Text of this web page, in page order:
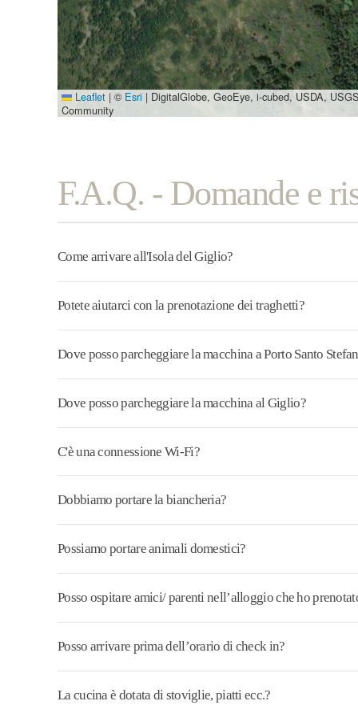
Leaflet | © Esri | DigitalGlobe, GeoEye, i-cubed, USDA,
Community
F.A.Q. - Domande e
Come arrivare all'Isola del Giglio?
Potete aiutarci con la prenotazione dei traghetti?
Dove posso parcheggiare la macchina a Porto Santo
Dove posso parcheggiare la macchina al Giglio?
C'è una connessione Wi-Fi?
Dobbiamo portare la biancheria?
Possiamo portare animali domestici?
Posso ospitare amici/ parenti nell’alloggio che ho
Posso arrivare prima dell’orario di check in?
La cucina è dotata di stoviglie, piatti ecc.?